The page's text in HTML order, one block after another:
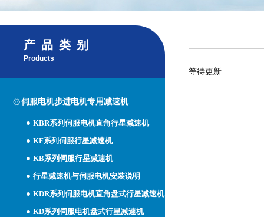
产品类别
Products
伺服电机步进电机专用减速机
KBR系列伺服电机直角行星减速机
KF系列伺服行星减速机
KB系列伺服行星减速机
行星减速机与伺服电机安装说明
KDR系列伺服电机直角盘式行星减速机
KD系列伺服电机盘式行星减速机
等待更新